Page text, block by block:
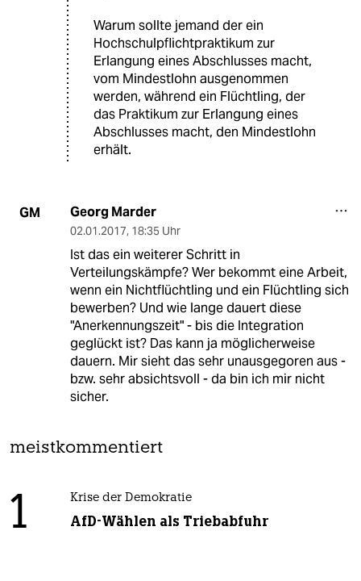
Warum sollte jemand der ein
Hochschulpflichtpraktikum zur
Erlangung eines Abschlusses macht,
vom Mindestlohn ausgenommen
werden, während ein Flüchtling, der
das Praktikum zur Erlangung eines
Abschlusses macht, den Mindestlohn
erhält.
GM Georg Marder
02.01.2017, 18:35 Uhr
Ist das ein weiterer Schritt in
Verteilungskämpfe? Wer bekommt eine Arbeit,
wenn ein Nichtflüchtling und ein Flüchtling sich
bewerben? Und wie lange dauert diese
"Anerkennungszeit" - bis die Integration
geglückt ist? Das kann ja möglicherweise
dauern. Mir sieht das sehr unausgegoren aus -
bzw. sehr absichtsvoll - da bin ich mir nicht
sicher.
meistkommentiert
1 Krise der Demokratie
AfD-Wählen als Triebabfuhr